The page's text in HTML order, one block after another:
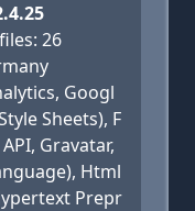
26
Googl
Sheets), F
Gravatar,
Html
Prepr